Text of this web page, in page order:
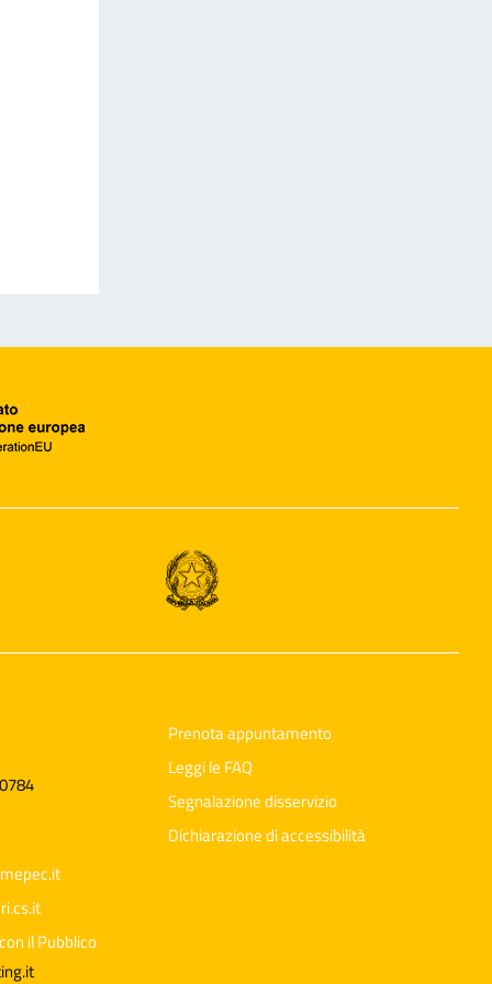
il Pubblico
Prenota appuntamento
Leggi le FAQ
Segnalazione disservizio
Dichiarazione di accessibilità